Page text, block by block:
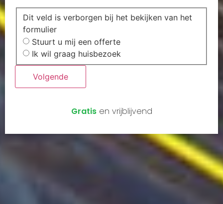
Dit veld is verborgen bij het bekijken van het
formulier
Offerte of
huisbezoek
Stuurt u mij een offerte
Ik wil graag huisbezoek
Volgende
Gratisen vrijblijvend